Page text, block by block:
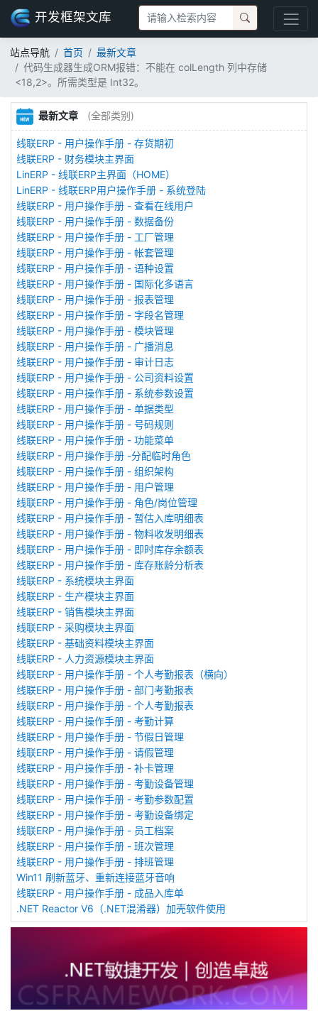
开发框架文库
站点导航 首页
最新文章
代码生成器生成ORM报错：不能在 colLength 列中存储
<18,2>。所需类型是 Int32。
最新文章 (全部类别)
线联ERP - 用户操作手册 - 存货期初
线联ERP - 财务模块主界面
LinERP - 线联ERP主界面（HOME）
LinERP - 线联ERP用户操作手册 - 系统登陆
线联ERP - 用户操作手册 - 查看在线用户
线联ERP - 用户操作手册 - 数据备份
线联ERP - 用户操作手册 - 工厂管理
线联ERP - 用户操作手册 - 帐套管理
线联ERP - 用户操作手册 - 语种设置
线联ERP - 用户操作手册 - 国际化多语言
线联ERP - 用户操作手册 - 报表管理
线联ERP - 用户操作手册 - 字段名管理
线联ERP - 用户操作手册 - 模块管理
线联ERP - 用户操作手册 - 广播消息
线联ERP - 用户操作手册 - 审计日志
线联ERP - 用户操作手册 - 公司资料设置
线联ERP - 用户操作手册 - 系统参数设置
线联ERP - 用户操作手册 - 单据类型
线联ERP - 用户操作手册 - 号码规则
线联ERP - 用户操作手册 - 功能菜单
线联ERP - 用户操作手册 -分配临时角色
线联ERP - 用户操作手册 - 组织架构
线联ERP - 用户操作手册 - 用户管理
线联ERP - 用户操作手册 - 角色/岗位管理
线联ERP - 用户操作手册 - 暂估入库明细表
线联ERP - 用户操作手册 - 物料收发明细表
线联ERP - 用户操作手册 - 即时库存余额表
线联ERP - 用户操作手册 - 库存账龄分析表
线联ERP - 系统模块主界面
线联ERP - 生产模块主界面
线联ERP - 销售模块主界面
线联ERP - 采购模块主界面
线联ERP - 基础资料模块主界面
线联ERP - 人力资源模块主界面
线联ERP - 用户操作手册 - 个人考勤报表（横向）
线联ERP - 用户操作手册 - 部门考勤报表
线联ERP - 用户操作手册 - 个人考勤报表
线联ERP - 用户操作手册 - 考勤计算
线联ERP - 用户操作手册 - 节假日管理
线联ERP - 用户操作手册 - 请假管理
线联ERP - 用户操作手册 - 补卡管理
线联ERP - 用户操作手册 - 考勤设备管理
线联ERP - 用户操作手册 - 考勤参数配置
线联ERP - 用户操作手册 - 考勤设备绑定
线联ERP - 用户操作手册 - 员工档案
线联ERP - 用户操作手册 - 班次管理
线联ERP - 用户操作手册 - 排班管理
Win11 刷新蓝牙、重新连接蓝牙音响
线联ERP - 用户操作手册 - 成品入库单
.NET Reactor V6（.NET混淆器）加壳软件使用